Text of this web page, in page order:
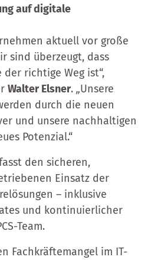
auf digitale
aktuell vor große
sind überzeugt, dass
richtige Weg ist“,
Walter Elsner. „Unsere
durch die neuen
und unsere nachhaltigen
Potenzial.“
den sicheren,
Einsatz der
– inklusive
und kontinuierlicher
Team.
Fachkräftemangel im IT-